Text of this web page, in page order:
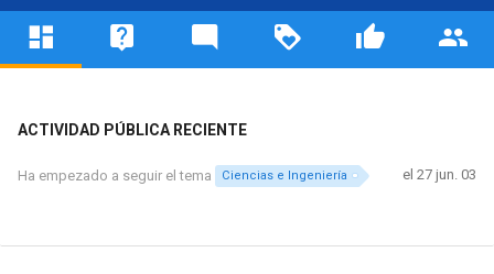
ACTIVIDAD PÚBLICA RECIENTE
Ha empezado a seguir el tema Ciencias e Ingeniería el 27 jun. 03